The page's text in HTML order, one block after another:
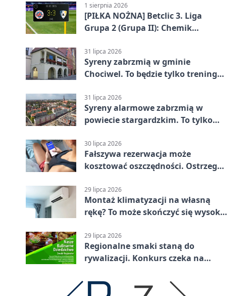
1 sierpnia 2026
[PIŁKA NOŻNA] Betclic 3. Liga
Grupa 2 (Grupa II): Chemik
Stargard 3:3
31 lipca 2026
Syreny zabrzmią w gminie
Chociwel. To będzie tylko trening
31 lipca 2026
Syreny alarmowe zabrzmią w
powiecie stargardzkim. To tylko
30 lipca 2026
Fałszywa rezerwacja może
kosztować oszczędności. Ostrzega
29 lipca 2026
Montaż klimatyzacji na własną
rękę? To może skończyć się wysoką
29 lipca 2026
Regionalne smaki staną do
rywalizacji. Konkurs czeka na